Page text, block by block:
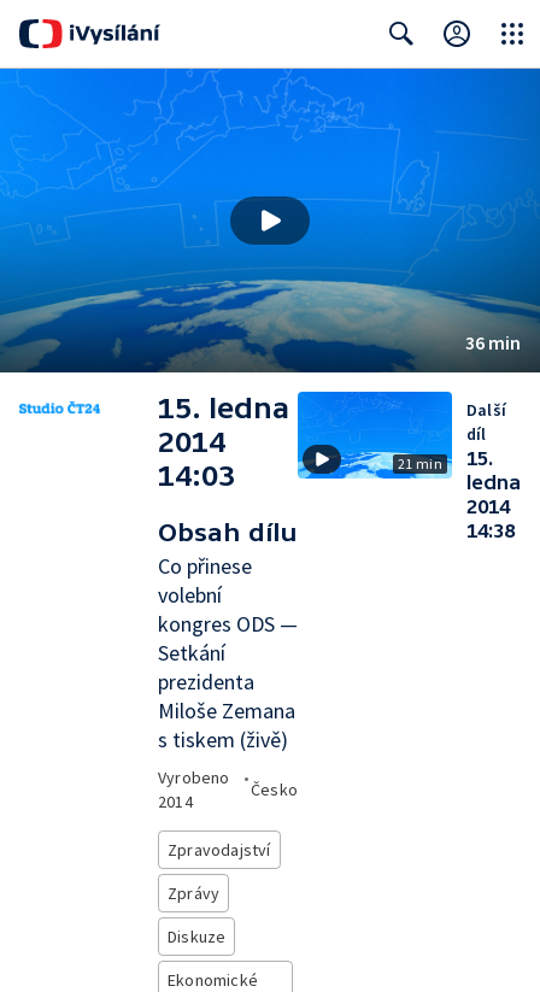
36 min
15. ledna
2014
14:03
Obsah dílu
Co přinese
volební
kongres ODS —
Setkání
prezidenta
Miloše Zemana
s tiskem (živě)
Vyrobeno
2014
•
Česko
Zpravodajství
Zprávy
Diskuze
Ekonomické
21 min
Další
díl
15.
ledna
2014
14:38